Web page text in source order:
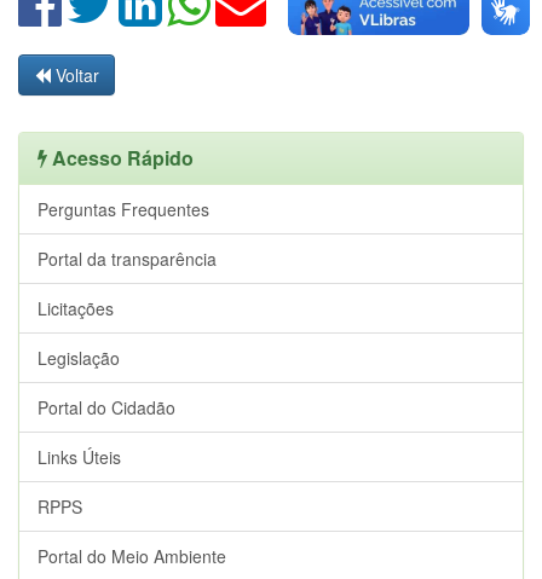
Voltar
Acesso Rápido
Perguntas Frequentes
Portal da transparência
Licitações
Legislação
Portal do Cidadão
Links Úteis
RPPS
Portal do Meio Ambiente